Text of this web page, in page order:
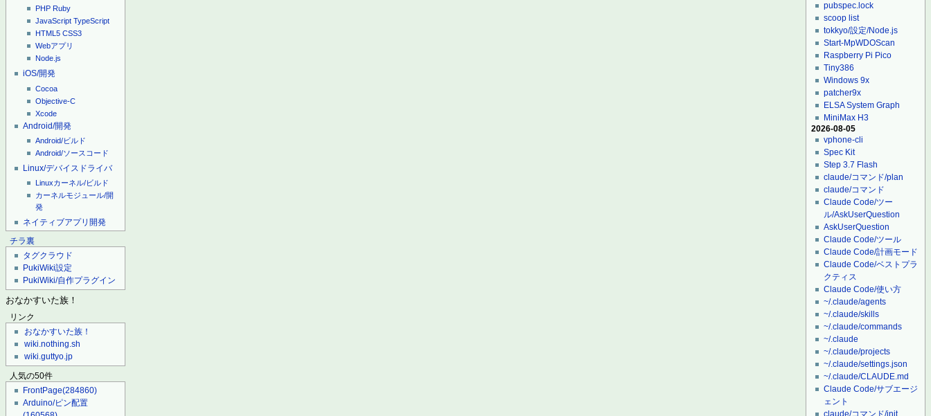
PHP Ruby
JavaScript TypeScript
HTML5 CSS3
Webアプリ
Node.js
iOS/開発
Cocoa
Objective-C
Xcode
Android/開発
Android/ビルド
Android/ソースコード
Linux/デバイスドライバ
Linuxカーネル/ビルド
カーネルモジュール/開
発
ネイティブアプリ開発
チラ裏
タグクラウド
PukiWiki設定
PukiWiki/自作プラグイン
おなかすいた族！
リンク
おなかすいた族！
wiki.nothing.sh
wiki.guttyo.jp
人気の50件
FrontPage(284860)
Arduino/ピン配置
pubspec.lock
scoop list
tokkyo/設定/Node.js
Start-MpWDOScan
Raspberry Pi Pico
Tiny386
Windows 9x
patcher9x
ELSA System Graph
MiniMax H3
2026-08-05
vphone-cli
Spec Kit
Step 3.7 Flash
claude/コマンド/plan
claude/コマンド
Claude Code/ツー
ル/AskUserQuestion
AskUserQuestion
Claude Code/ツール
Claude Code/計画モード
Claude Code/ベストプラ
クティス
Claude Code/使い方
~/.claude/agents
~/.claude/skills
~/.claude/commands
~/.claude
~/.claude/projects
~/.claude/settings.json
~/.claude/CLAUDE.md
Claude Code/サブエージ
ェント